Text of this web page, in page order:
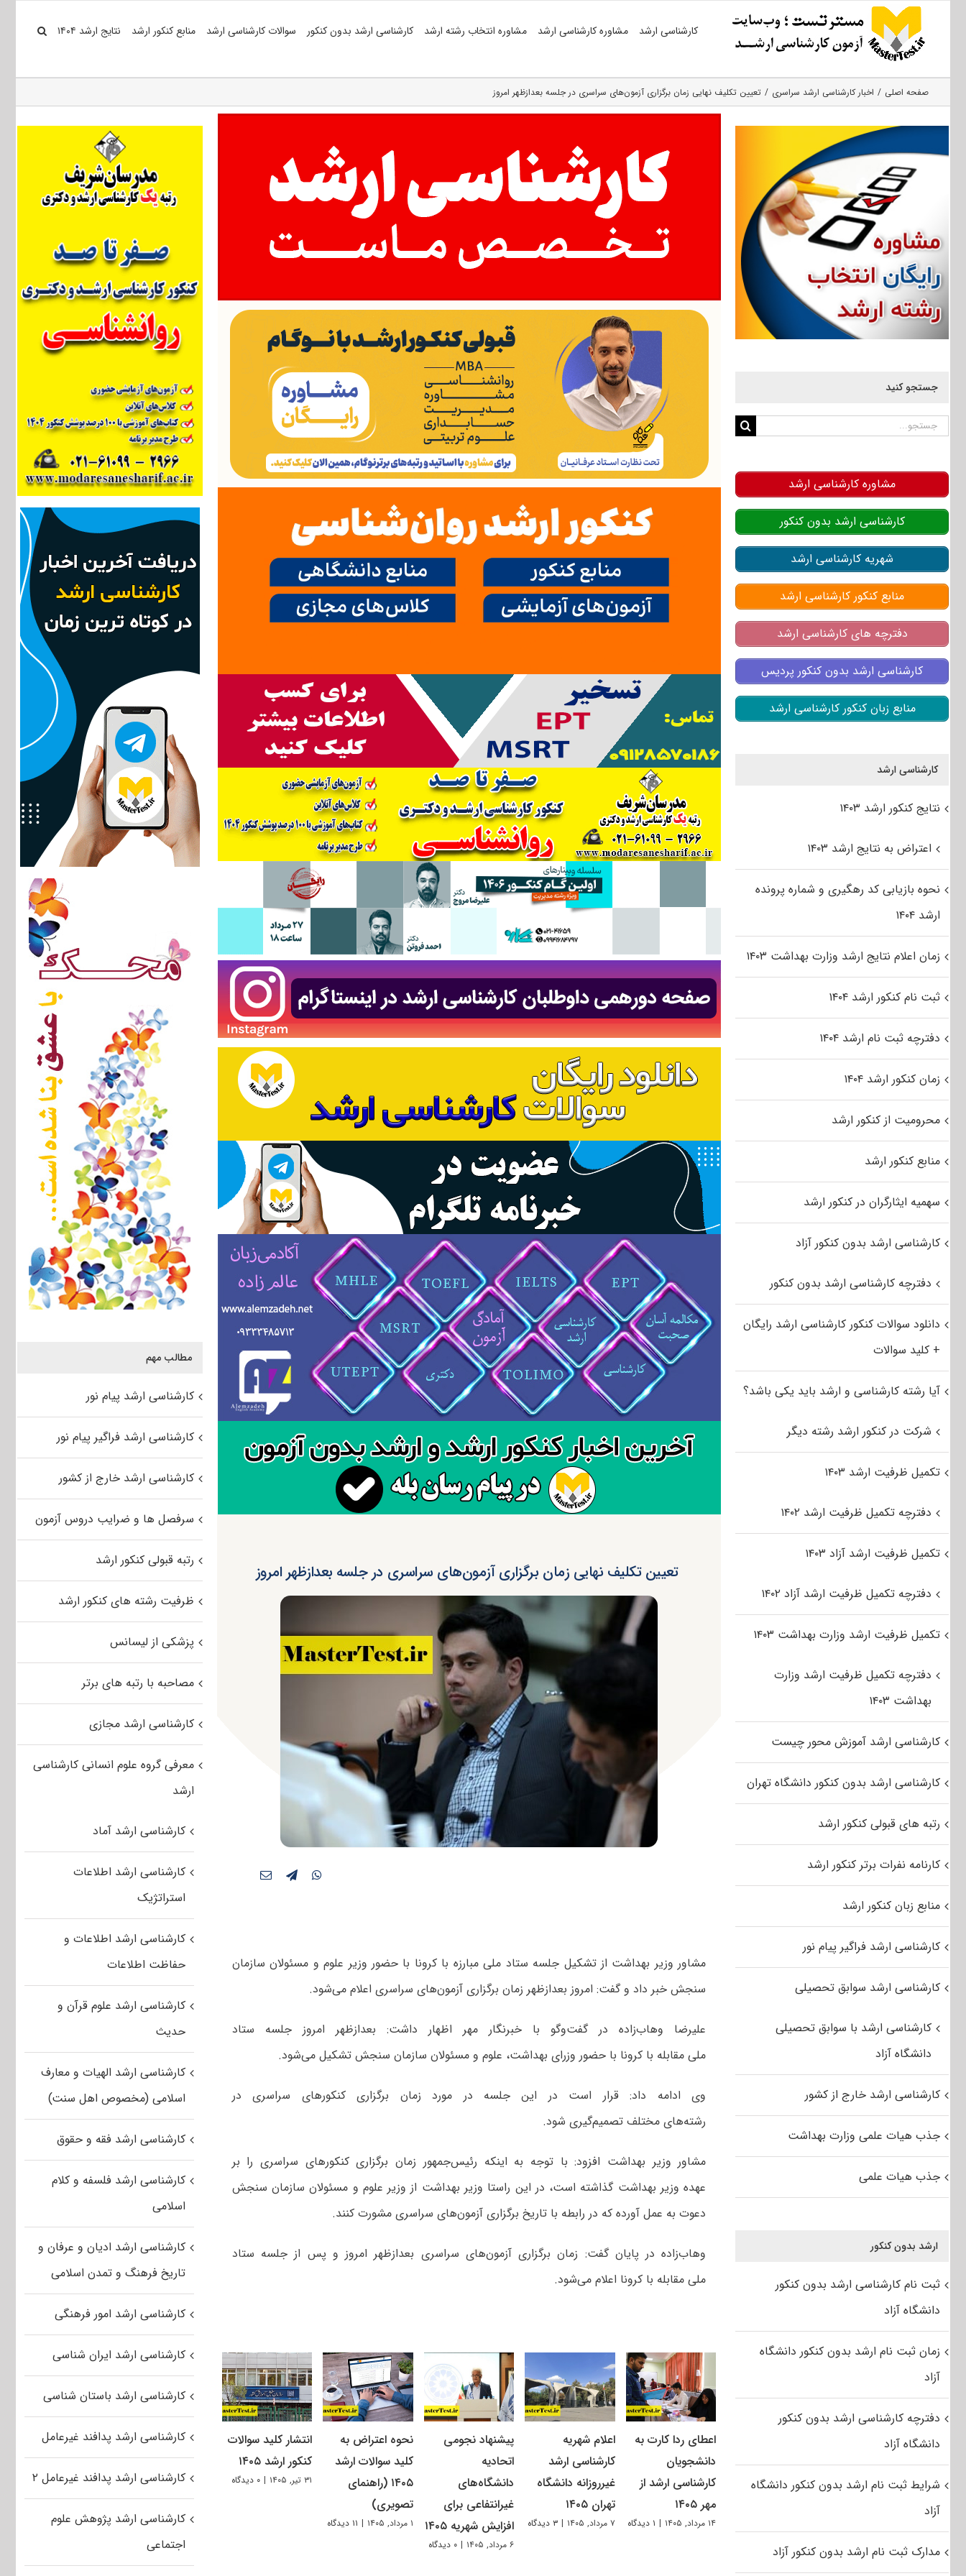
کارشناسی ارشد مشاوره کارشناسی ارشد مشاوره انتخاب رشته ارشد کارشناسی ارشد بدون کنکور سوالات کارشناسی ارشد منابع کنکور ارشد نتایج ارشد ۱۴۰۴
صفحه اصلی اخبار کارشناسی ارشد سراسری تعیین تکلیف نهایی زمان برگزاری آزمون‌های سراسری در جلسه بعدازظهر امروز
تعیین تکلیف نهایی زمان برگزاری آزمون‌های سراسری در جلسه بعدازظهر امروز
مشاور وزیر بهداشت از تشکیل جلسه ستاد ملی مبارزه با کرونا با حضور وزیر علوم و مسئولان سازمان
سنجش خبر داد و گفت: امروز بعدازظهر زمان برگزاری آزمون‌های سراسری اعلام می‌شود.
علیرضا وهاب‌زاده در گفت‌وگو با خبرنگار مهر اظهار داشت: بعدازظهر امروز جلسه ستاد
ملی مقابله با کرونا با حضور وزرای بهداشت، علوم و مسئولان سازمان سنجش تشکیل می‌شود.
وی ادامه داد: قرار است در این جلسه در مورد زمان برگزاری کنکورهای سراسری در
رشته‌های مختلف تصمیم‌گیری شود.
مشاور وزیر بهداشت افزود: با توجه به اینکه رئیس‌جمهور زمان برگزاری کنکورهای سراسری را بر
عهده وزیر بهداشت گذاشته است، در این راستا وزیر بهداشت از وزیر علوم و مسئولان سازمان سنجش
دعوت به عمل آورده که در رابطه با تاریخ برگزاری آزمون‌های سراسری مشورت کنند.
وهاب‌زاده در پایان گفت: زمان برگزاری آزمون‌های سراسری بعدازظهر امروز و پس از جلسه ستاد
ملی مقابله با کرونا اعلام می‌شود.
اعطای ردا کارت به
دانشجویان
کارشناسی ارشد از
مهر ۱۴۰۵
۱۴ مرداد, ۱۴۰۵ | ۱ دیدگاه
اعلام شهریه
کارشناسی ارشد
غیرروزانه دانشگاه
تهران ۱۴۰۵
۷ مرداد, ۱۴۰۵ | ۳ دیدگاه
پیشنهاد نجومی
اتحادیه
دانشگاه‌های
غیرانتفاعی برای
افزایش شهریه ۱۴۰۵
۶ مرداد, ۱۴۰۵ | ۰ دیدگاه
نحوه اعتراض به
کلید سوالات ارشد
۱۴۰۵ (راهنمای
تصویری)
۱ مرداد, ۱۴۰۵ | ۱۱ دیدگاه
انتشار کلید سوالات
کنکور ارشد ۱۴۰۵
۳۱ تیر, ۱۴۰۵ | ۰ دیدگاه
مطالب مهم
کارشناسی ارشد پیام نور
کارشناسی ارشد فراگیر پیام نور
کارشناسی ارشد خارج از کشور
سرفصل ها و ضرایب دروس آزمون
رتبه قبولی کنکور ارشد
ظرفیت رشته های کنکور ارشد
پزشکی از لیسانس
مصاحبه با رتبه های برتر
کارشناسی ارشد مجازی
معرفی گروه علوم انسانی کارشناسی
ارشد
کارشناسی ارشد آماد
کارشناسی ارشد اطلاعات
استراتژیک
کارشناسی ارشد اطلاعات و
حفاظت اطلاعات
کارشناسی ارشد علوم قرآن و
حدیث
کارشناسی ارشد الهیات و معارف
اسلامی (مخصوص اهل سنت)
کارشناسی ارشد فقه و حقوق
کارشناسی ارشد فلسفه و کلام
اسلامی
کارشناسی ارشد ادیان و عرفان و
تاریخ فرهنگ و تمدن اسلامی
کارشناسی ارشد امور فرهنگی
کارشناسی ارشد ایران شناسی
کارشناسی ارشد باستان شناسی
کارشناسی ارشد پدافند غیرعامل
کارشناسی ارشد پدافند غیرعامل ۲
کارشناسی ارشد پژوهش علوم
اجتماعی
جستجو کنید
جستجو
مشاوره کارشناسی ارشد
کارشناسی ارشد بدون کنکور
شهریه کارشناسی ارشد
منابع کنکور کارشناسی ارشد
دفترچه های کارشناسی ارشد
کارشناسی ارشد بدون کنکور پردیس
منابع زبان کنکور کارشناسی ارشد
کارشناسی ارشد
نتایج کنکور ارشد ۱۴۰۳
اعتراض به نتایج ارشد ۱۴۰۳
نحوه بازیابی کد رهگیری و شماره پرونده
ارشد ۱۴۰۴
زمان اعلام نتایج ارشد وزارت بهداشت ۱۴۰۳
ثبت نام کنکور ارشد ۱۴۰۴
دفترچه ثبت نام ارشد ۱۴۰۴
زمان کنکور ارشد ۱۴۰۴
محرومیت از کنکور ارشد
منابع کنکور ارشد
سهمیه ایثارگران در کنکور ارشد
کارشناسی ارشد بدون کنکور آزاد
دفترچه کارشناسی ارشد بدون کنکور
دانلود سوالات کنکور کارشناسی ارشد رایگان
+ کلید سوالات
آیا رشته کارشناسی و ارشد باید یکی باشد؟
شرکت در کنکور ارشد رشته دیگر
تکمیل ظرفیت ارشد ۱۴۰۳
دفترچه تکمیل ظرفیت ارشد ۱۴۰۲
تکمیل ظرفیت ارشد آزاد ۱۴۰۳
دفترچه تکمیل ظرفیت ارشد آزاد ۱۴۰۲
تکمیل ظرفیت ارشد وزارت بهداشت ۱۴۰۳
دفترچه تکمیل ظرفیت ارشد وزارت
بهداشت ۱۴۰۳
کارشناسی ارشد آموزش محور چیست
کارشناسی ارشد بدون کنکور دانشگاه تهران
رتبه های قبولی کنکور ارشد
کارنامه نفرات برتر کنکور ارشد
منابع زبان کنکور ارشد
کارشناسی ارشد فراگیر پیام نور
کارشناسی ارشد سوابق تحصیلی
کارشناسی ارشد با سوابق تحصیلی
دانشگاه آزاد
کارشناسی ارشد خارج از کشور
جذب هیات علمی وزارت بهداشت
جذب هیات علمی
ارشد بدون کنکور
ثبت نام کارشناسی ارشد بدون کنکور
دانشگاه آزاد
زمان ثبت نام ارشد بدون کنکور دانشگاه
آزاد
دفترچه کارشناسی ارشد بدون کنکور
دانشگاه آزاد
شرایط ثبت نام ارشد بدون کنکور دانشگاه
آزاد
مدارک ثبت نام ارشد بدون کنکور آزاد